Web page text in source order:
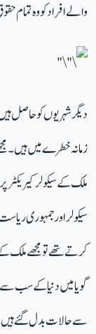
والے افراد کو وہ تمام
دیگر شہریوں کو حاصل
زمانہ خطرے میں ہیں۔
ملک کے سیکولر
سیکولر اور جمہوری
سے حالات بدل گئے